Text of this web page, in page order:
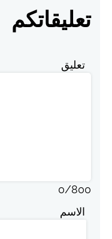
تعليقاتكم
تعليق
0/800
الاسم